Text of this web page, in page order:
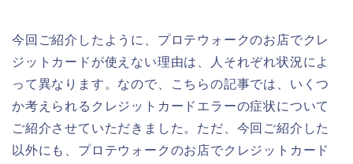
今回ご紹介したように、プロテウォークのお店でクレ
ジットカードが使えない理由は、人それぞれ状況によ
って異なります。なので、こちらの記事では、いくつ
か考えられるクレジットカードエラーの症状について
ご紹介させていただきました。ただ、今回ご紹介した
以外にも、プロテウォークのお店でクレジットカード